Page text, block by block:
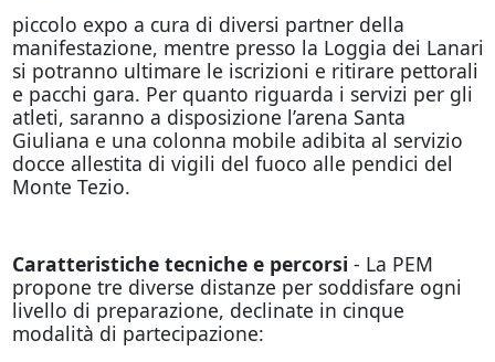
piccolo expo a cura di diversi partner della
manifestazione, mentre presso la Loggia dei Lanari
si potranno ultimare le iscrizioni e ritirare pettorali
e pacchi gara. Per quanto riguarda i servizi per gli
atleti, saranno a disposizione l’arena Santa
Giuliana e una colonna mobile adibita al servizio
docce allestita di vigili del fuoco alle pendici del
Monte Tezio.
Caratteristiche tecniche e percorsi - La PEM
propone tre diverse distanze per soddisfare ogni
livello di preparazione, declinate in cinque
modalità di partecipazione: